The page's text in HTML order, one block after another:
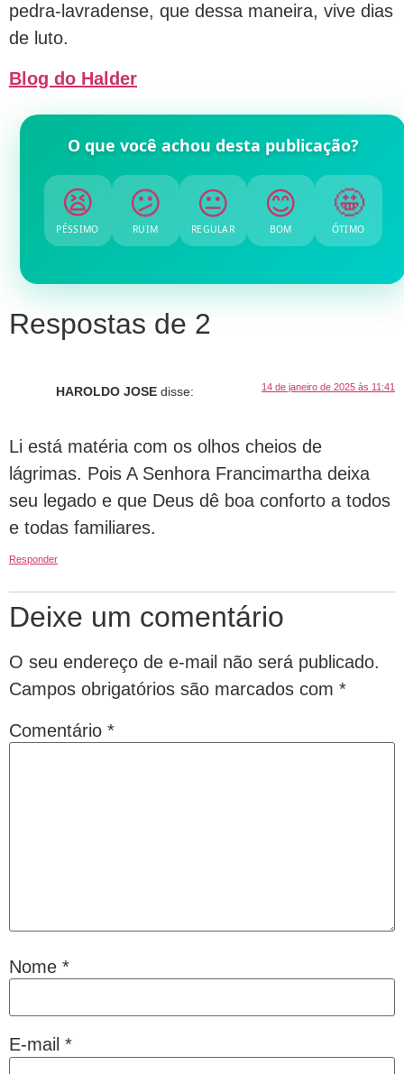
pedra-lavradense, que dessa maneira, vive dias
de luto.
Blog do Halder
O que você achou desta publicação?
😫
PÉSSIMO
😕
RUIM
😐
REGULAR
😊
BOM
🤩
ÓTIMO
Respostas de 2
HAROLDO JOSE disse: 14 de janeiro de 2025 às 11:41
Li está matéria com os olhos cheios de
lágrimas. Pois A Senhora Francimartha deixa
seu legado e que Deus dê boa conforto a todos
e todas familiares.
Responder
Deixe um comentário
O seu endereço de e-mail não será publicado.
Campos obrigatórios são marcados com *
Comentário *
Nome *
E-mail *